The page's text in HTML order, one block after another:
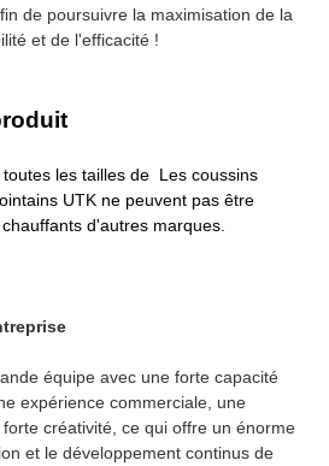
de poursuivre la maximisation de la
et de l'efficacité !
les tailles de Les coussins
UTK ne peuvent pas être
d'autres marques.
équipe avec une forte capacité
expérience commerciale, une
créativité, ce qui offre un énorme
et le développement continus de